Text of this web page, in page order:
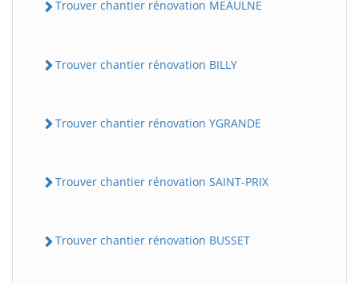
Trouver chantier rénovation MEAULNE
Trouver chantier rénovation BILLY
Trouver chantier rénovation YGRANDE
Trouver chantier rénovation SAINT-PRIX
Trouver chantier rénovation BUSSET